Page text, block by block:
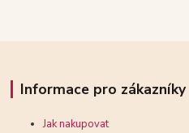
Informace pro zákazníky
Jak nakupovat